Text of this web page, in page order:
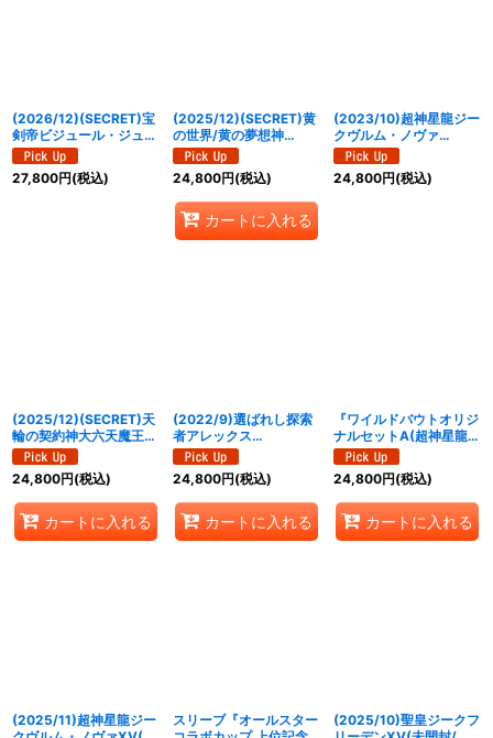
(2026/12)(SECRET)宝
剣帝ビジュール・ジュワ
イオー【CP-SEC】
{BS75-CP05}《黄》
27,800円(税込)
(2025/12)(SECRET)黄
の世界/黄の夢想神
【CP-SEC】{BS73-
TCP05a/BS73-
TCP05b}《黄》
24,800円(税込)
カートに入れる
(2023/10)超神星龍ジー
クヴルム・ノヴァ
(BSC41収録)【XX】
{BS43-RVXX01}《赤》
24,800円(税込)
(2025/12)(SECRET)天
輪の契約神大六天魔王
(アニメ背景)【契約X-
SEC】{BSC48-CX02}
《多》
24,800円(税込)
カートに入れる
(2022/9)選ばれし探索
者アレックス
(銅/WILDBOUT)【M】
{BS52-RV007}《多》
24,800円(税込)
カートに入れる
『ワイルドバウトオリジ
ナルセットA(超神星龍ジ
ークヴルム・ノヴァ)』
【-】{-}《サプライ》
24,800円(税込)
カートに入れる
(2025/11)超神星龍ジー
スリーブ『オールスター
(2025/10)聖皇ジークフ